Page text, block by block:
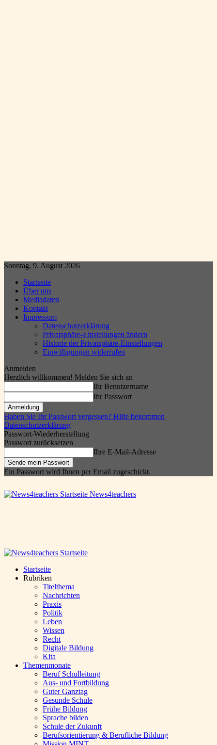
Sonntag, 9. August 2026
Startseite
Über uns
Mediadaten
Kontakt
Impressum
Datenschutzerklärung
Privatsphäre-Einstellungen ändern
Historie der Privatsphäre-Einstellungen
Einwilligungen widerrufen
Anmelden
Herzlich willkommen! Melden Sie sich an
Ihr Benutzername
Ihr Passwort
Haben Sie Ihr Passwort vergessen? Hilfe bekommen
Datenschutzerklärung
Passwort-Wiederherstellung
Passwort zurücksetzen
Ihre E-Mail-Adresse
Ein Passwort wird Ihnen per Email zugeschickt.
News4teachers
Startseite
Rubriken
Titelthema
Nachrichten
Praxis
Politik
Leben
Wissen
Recht
Digitale Bildung
Kita
Themenmonate
Beruf Schulleitung
Aus- und Fortbildung
Guter Ganztag
Gesunde Schule
Frühe Bildung
Sprache bilden
Schule der Zukunft
Berufsorientierung & Berufliche Bildung